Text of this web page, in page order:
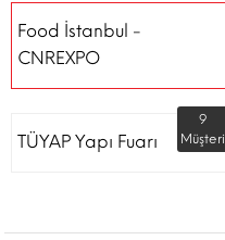
Food İstanbul -
CNREXPO
TÜYAP Yapı Fuarı
9
Müşteri